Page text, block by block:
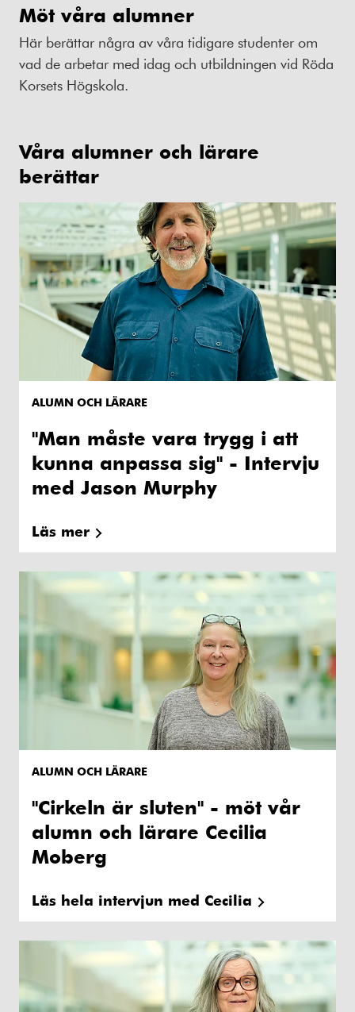
Möt våra alumner
Här berättar några av våra tidigare studenter om
vad de arbetar med idag och utbildningen vid Röda
Korsets Högskola.
Våra alumner och lärare
berättar
ALUMN OCH LÄRARE
"Man måste vara trygg i att
kunna anpassa sig" - Intervju
med Jason Murphy
Läs mer
ALUMN OCH LÄRARE
"Cirkeln är sluten" - möt vår
alumn och lärare Cecilia
Moberg
Läs hela intervjun med Cecilia